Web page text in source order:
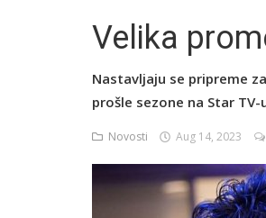
Velika
Nastavljaju se pripreme
prošle sezone na Star TV-
Novosti Aug 14, 2023